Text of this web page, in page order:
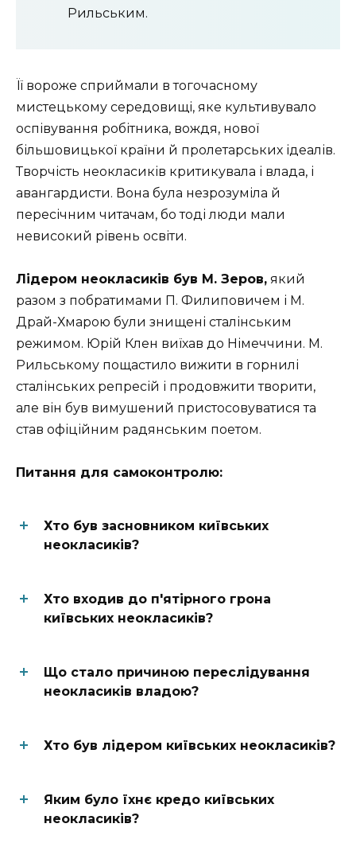
Рильським.
Її вороже сприймали в тогочасному
мистецькому середовищі, яке культивувало
оспівування робітника, вождя, нової
більшовицької країни й пролетарських ідеалів.
Творчість неокласиків критикувала і влада, і
авангардисти. Вона була незрозуміла й
пересічним читачам, бо тоді люди мали
невисокий рівень освіти.
Лідером неокласиків був М. Зеров, який
разом з побратимами П. Филиповичем і М.
Драй-Хмарою були знищені сталінським
режимом. Юрій Клен виїхав до Німеччини. М.
Рильському пощастило вижити в горнилі
сталінських репресій і продовжити творити,
але він був вимушений пристосовуватися та
став офіційним радянським поетом.
Питання для самоконтролю:
Хто був засновником київських
неокласиків?
Хто входив до п'ятірного грона
київських неокласиків?
Що стало причиною переслідування
неокласиків владою?
Хто був лідером київських неокласиків?
Яким було їхнє кредо київських
неокласиків?